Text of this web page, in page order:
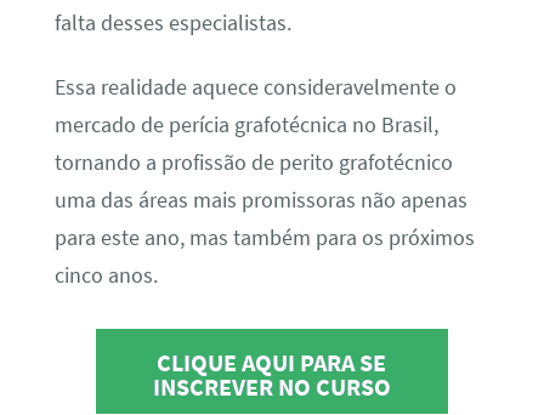
falta desses especialistas.
Essa realidade aquece consideravelmente o
mercado de perícia grafotécnica no Brasil,
tornando a profissão de perito grafotécnico
uma das áreas mais promissoras não apenas
para este ano, mas também para os próximos
cinco anos.
CLIQUE AQUI PARA SE
INSCREVER NO CURSO